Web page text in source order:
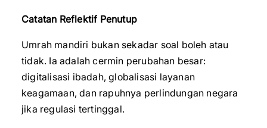
Catatan Reflektif Penutup
Umrah mandiri bukan sekadar soal boleh atau
tidak. Ia adalah cermin perubahan besar:
digitalisasi ibadah, globalisasi layanan
keagamaan, dan rapuhnya perlindungan negara
jika regulasi tertinggal.